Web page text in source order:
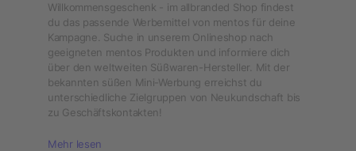
Willkommensgeschenk - im allbranded Shop findest
du das passende Werbemittel von mentos für deine
Kampagne. Suche in unserem Onlineshop nach
geeigneten mentos Produkten und informiere dich
über den weltweiten Süßwaren-Hersteller. Mit der
bekannten süßen Mini-Werbung erreichst du
unterschiedliche Zielgruppen von Neukundschaft bis
zu Geschäftskontakten!
Mehr lesen